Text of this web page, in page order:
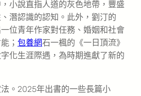
小說直指人道的灰色地帶，豐盛
潛認識的認知。此外，劉汀的
一位青年作家對任務、婚姻和社會
； 包養網石一楓的《一日頂流》
化生涯際遇，為時期進獻了新的
。2025年出書的一些長篇小